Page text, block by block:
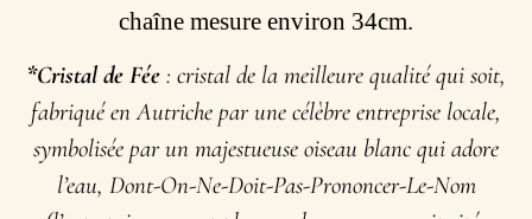
chaîne mesure environ 34cm.
*Cristal de Fée : cristal de la meilleure qualité qui soit,
fabriqué en Autriche par une célèbre entreprise locale,
symbolisée par un majestueuse oiseau blanc qui adore
l’eau, Dont-On-Ne-Doit-Pas-Prononcer-Le-Nom